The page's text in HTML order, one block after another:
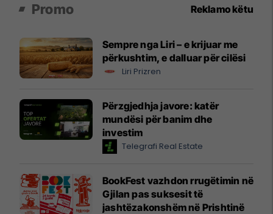
Promo Reklamo këtu
Sempre nga Liri – e krijuar me
përkushtim, e dalluar për cilësi
Liri Prizren
Përzgjedhja javore: katër
mundësi për banim dhe
investim
Telegrafi Real Estate
BookFest vazhdon rrugëtimin në
Gjilan pas suksesit të
jashtëzakonshëm në Prishtinë